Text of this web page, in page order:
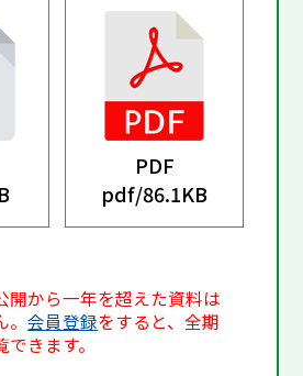
PDF
pdf/86.1KB
開から一年を超えた資料は
。会員登録をすると、全期
きます。